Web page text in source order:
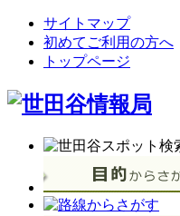
サイトマップ
初めてご利用の方へ
トップページ